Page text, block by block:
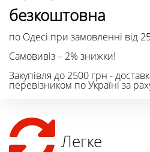
безкоштовна
по Одесі при замовленні від
Самовивіз – 2% знижки!
Закупівля до 2500 грн -
перевізником по Україні за
Легке